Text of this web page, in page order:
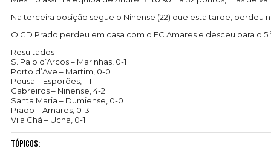
Na terceira posição segue o Ninense (22) que esta tarde,
O GD Prado perdeu em casa com o FC Amares e desceu para o
Resultados
S. Paio d’Arcos – Marinhas, 0-1
Porto d’Ave – Martim, 0-0
Pousa – Esporões, 1-1
Cabreiros – Ninense, 4-2
Santa Maria – Dumiense, 0-0
Prado – Amares, 0-3
Vila Chã – Ucha, 0-1
Tópicos: